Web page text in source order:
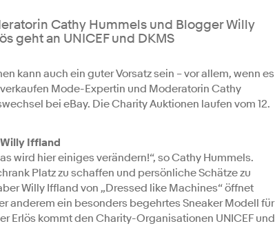
Cathy Hummels und Blogger Willy
geht an UNICEF und DKMS
kann auch ein guter Vorsatz sein – vor allem, wenn es
Mode-Expertin und Moderatorin Cathy
bei eBay. Die Charity Auktionen laufen vom 12.
Iffland
wird hier einiges verändern!“, so Cathy Hummels.
Platz zu schaffen und persönliche Schätze zu
Willy Iffland von „Dressed like Machines“ öffnet
anderem ein besonders begehrtes Sneaker Modell für
Erlös kommt den Charity-Organisationen UNICEF und